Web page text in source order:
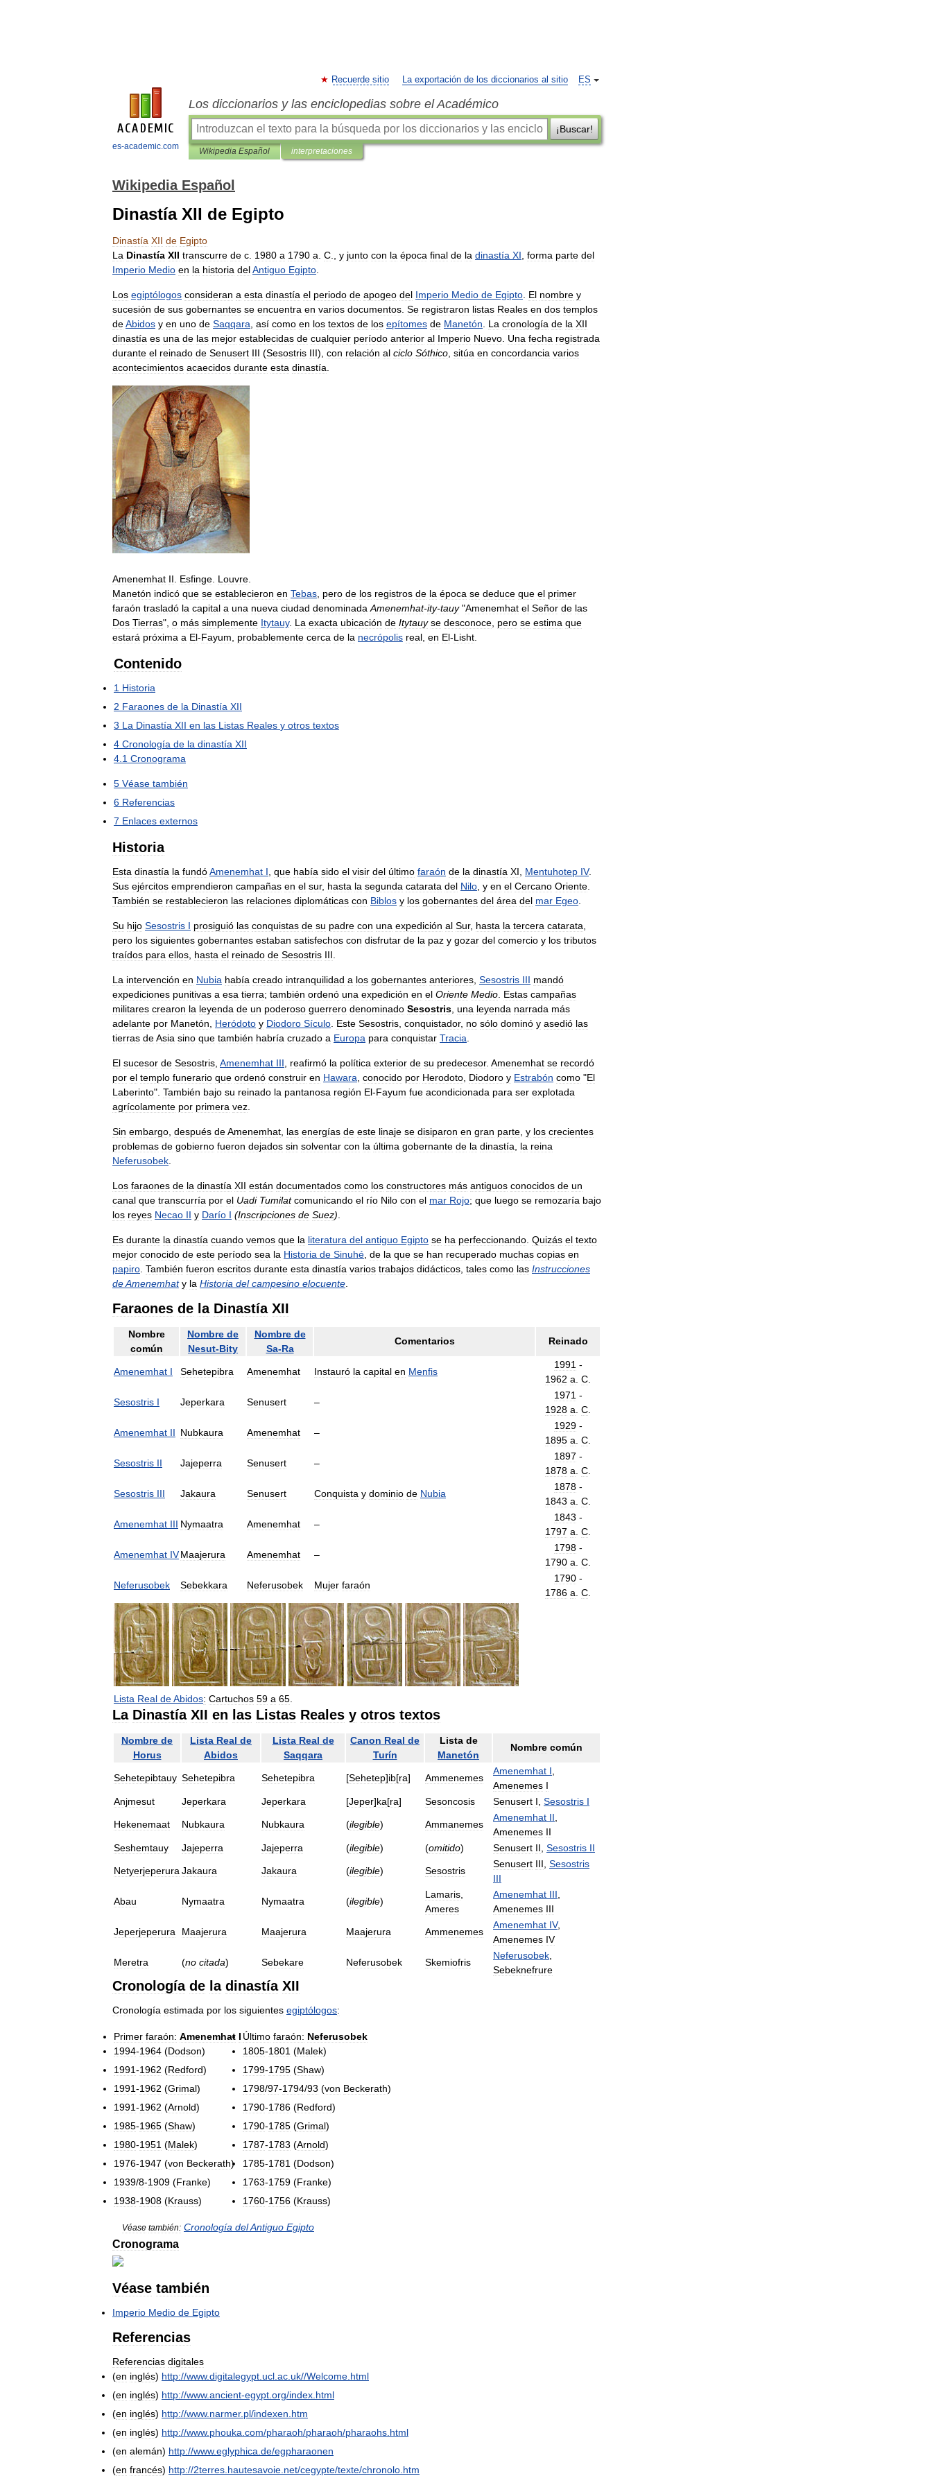
es-academic.com
ES
Recuerde sitio La exportación de los diccionarios al sitio
Los diccionarios y las enciclopedias sobre el Académico
¡Buscar!
Wikipedia Español interpretaciones
Wikipedia Español
Dinastía XII de Egipto
Dinastía XII de Egipto
La Dinastía XII transcurre de c 1980 a 1790 a C y junto con la época final de la dinastía XI forma parte del
Imperio Medio en la historia delAntiguo Egipto
Los egiptólogos consideran a esta dinastía el periodo de apogeo del Imperio Medio de Egipto El nombre y
sucesión de sus gobernantes se encuentra en varios documentos Se registraron listas Reales en dos templos
deAbidos y en uno de Saqqara así como en los textos de los epítomes de Manetón La cronología de la XII
dinastía es una de las mejor establecidas de cualquier período anterior al Imperio Nuevo Una fecha registrada
durante el reinado de Senusert III (Sesostris III), con relación al ciclo Sóthico sitúa en concordancia varios
acontecimientos acaecidos durante esta dinastía
Amenemhat II. Esfinge. Louvre.
Manetón indicó que se establecieron en Tebas, pero de los registros de la época se deduce que el primer
faraón trasladó la capital a una nueva ciudad denominada Amenemhat-ity-tauy"Amenemhat el Señor de las
Dos Tierras", o más simplemente Itytauy. La exacta ubicación de Itytauy se desconoce, pero se estima que
estará próxima a El-Fayum, probablemente cerca de la necrópolis real, en El-Lisht.
Contenido
1 Historia
2 Faraones de la Dinastía XII
3 La Dinastía XII en las Listas Reales y otros textos
4 Cronología de la dinastía XII
4.1 Cronograma
5 Véase también
6 Referencias
7 Enlaces externos
Historia
Esta dinastía la fundóAmenemhat I, que había sido el visir del último faraón de la dinastía XI, Mentuhotep IV.
Sus ejércitos emprendieron campañas en el sur, hasta la segunda catarata del Nilo, y en el Cercano Oriente.
También se restablecieron las relaciones diplomáticas con Biblos y los gobernantes del área del mar Egeo.
Su hijo Sesostris I prosiguió las conquistas de su padre con una expedición al Sur, hasta la tercera catarata,
pero los siguientes gobernantes estaban satisfechos con disfrutar de la paz y gozar del comercio y los tributos
traídos para ellos, hasta el reinado de Sesostris III.
La intervención en Nubia había creado intranquilidad a los gobernantes anteriores, Sesostris III mandó
expediciones punitivas a esa tierra; también ordenó una expedición en el Oriente Medio. Estas campañas
militares crearon la leyenda de un poderoso guerrero denominado Sesostris, una leyenda narrada más
adelante por Manetón, Heródoto y Diodoro Sículo. Este Sesostris, conquistador, no sólo dominó y asedió las
tierras deAsia sino que también habría cruzado a Europa para conquistar Tracia.
El sucesor de Sesostris, Amenemhat III, reafirmó la política exterior de su predecesor. Amenemhat se recordó
por el templo funerario que ordenó construir en Hawara, conocido por Herodoto, Diodoro y Estrabón como "El
Laberinto". También bajo su reinado la pantanosa región El-Fayum fue acondicionada para ser explotada
agrícolamente por primera vez.
Sin embargo, después deAmenemhat, las energías de este linaje se disiparon en gran parte, y los crecientes
problemas de gobierno fueron dejados sin solventar con la última gobernante de la dinastía, la reina
Neferusobek.
Los faraones de la dinastía XII están documentados como los constructores más antiguos conocidos de un
canal que transcurría por el Uadi Tumilat comunicando el río Nilo con el mar Rojo; que luego se remozaría bajo
los reyes Necao II y Darío I (Inscripciones de Suez).
Es durante la dinastía cuando vemos que la literatura del antiguo Egipto se ha perfeccionando. Quizás el texto
mejor conocido de este período sea la Historia de Sinuhé, de la que se han recuperado muchas copias en
papiro. También fueron escritos durante esta dinastía varios trabajos didácticos, tales como las Instrucciones
deAmenemhat y la Historia del campesino elocuente.
Faraones de la Dinastía XII
Nombre
común
Nombre de
Nesut-Bity
Nombre de
Sa-Ra
Comentarios Reinado
Amenemhat I Sehetepibra Amenemhat Instauró la capital en Menfis
1991-
1962 a. C.
Sesostris I Jeperkara Senusert –
1971-
1928 a. C.
Amenemhat II Nubkaura Amenemhat –
1929-
1895 a. C.
Sesostris II Jajeperra Senusert –
1897 -
1878 a. C.
Sesostris III Jakaura Senusert Conquista y dominio de Nubia
1878-
1843 a. C.
Amenemhat III Nymaatra Amenemhat –
1843 -
1797 a. C.
Amenemhat IVMaajerura Amenemhat –
1798-
1790 a. C.
Neferusobek Sebekkara Neferusobek Mujer faraón
1790-
1786 a. C.
Lista Real deAbidos: Cartuchos 59 a 65.
La Dinastía XII en las Listas Reales y otros textos
Nombre de
Horus
Lista Real de
Abidos
Lista Real de
Saqqara
Canon Real de
Turín
Lista de
Manetón
Nombre común
Sehetepibtauy Sehetepibra Sehetepibra [Sehetep]ib[ra] Ammenemes
Amenemhat I,
Amenemes I
Anjmesut
Jeperkara Jeperkara [Jeper]ka[ra] Sesoncosis Senusert I, Sesostris I
Hekenemaat Nubkaura Nubkaura (ilegible) Ammanemes
Amenemhat II,
Amenemes II
Seshemtauy
Jajeperra Jajeperra (ilegible) (omitido) Senusert II, Sesostris II
NetyerjeperuraJakaura Jakaura (ilegible) Sesostris
Senusert III, Sesostris
III
Abau Nymaatra Nymaatra (ilegible)
Lamaris,
Ameres
Amenemhat III,
Amenemes III
Jeperjeperura Maajerura Maajerura Maajerura Ammenemes
Amenemhat IV,
Amenemes IV
Meretra (no citada) Sebekare Neferusobek Skemiofris
Neferusobek,
Sebeknefrure
Cronología de la dinastía XII
Cronología estimada por los siguientes egiptólogos:
Primer faraón: Amenemhat I
1994-1964 (Dodson)
1991-1962 (Redford)
1991-1962 (Grimal)
1991-1962 (Arnold)
1985-1965 (Shaw)
1980-1951 (Malek)
1976-1947 (von Beckerath)
1939/8-1909 (Franke)
1938-1908 (Krauss)
Último faraón: Neferusobek
1805-1801 (Malek)
1799-1795 (Shaw)
1798/97-1794/93 (von Beckerath)
1790-1786 (Redford)
1790-1785 (Grimal)
1787-1783 (Arnold)
1785-1781 (Dodson)
1763-1759 (Franke)
1760-1756 (Krauss)
Véase también: Cronología delAntiguo Egipto
Cronograma
Véase también
Imperio Medio de Egipto
Referencias
Referencias digitales
(en inglés) http://www.digitalegypt ucl ac uk//Welcome html
(en inglés) http://www.ancient-egypt org/index html
(en inglés) http://www. narmer. pl/indexen htm
(en inglés) http://www. phouka com/pharaoh/pharaoh/pharaohs html
(en alemán) http://www.eglyphica de/egpharaonen
(en francés) http://2terres hautesavoie net/cegypte/texte/chronolo htm